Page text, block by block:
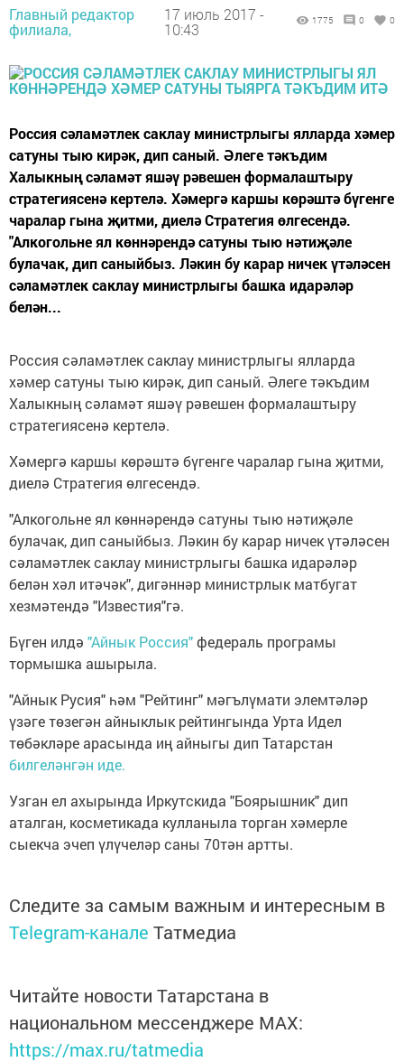
Главный редактор
филиала,
17 июль 2017 -
10:43
1775 0 0
Россия сәламәтлек саклау министрлыгы ялларда хәмер
сатуны тыю кирәк, дип саный. Әлеге тәкъдим
Халыкның сәламәт яшәү рәвешен формалаштыру
стратегиясенә кертелә. Хәмергә каршы көрәштә бүгенге
чаралар гына җитми, диелә Стратегия өлгесендә.
"Алкогольне ял көннәрендә сатуны тыю нәтиҗәле
булачак, дип саныйбыз. Ләкин бу карар ничек үтәләсен
сәламәтлек саклау министрлыгы башка идарәләр
белән...
Россия сәламәтлек саклау министрлыгы ялларда
хәмер сатуны тыю кирәк, дип саный. Әлеге тәкъдим
Халыкның сәламәт яшәү рәвешен формалаштыру
стратегиясенә кертелә.
Хәмергә каршы көрәштә бүгенге чаралар гына җитми,
диелә Стратегия өлгесендә.
"Алкогольне ял көннәрендә сатуны тыю нәтиҗәле
булачак, дип саныйбыз. Ләкин бу карар ничек үтәләсен
сәламәтлек саклау министрлыгы башка идарәләр
белән хәл итәчәк", дигәннәр министрлык матбугат
хезмәтендә "Известия"гә.
Бүген илдә "Айнык Россия"федераль програмы
тормышка ашырыла.
"Айнык Русия" һәм "Рейтинг" мәгълүмати элемтәләр
үзәге төзегән айныклык рейтингында Урта Идел
төбәкләре арасында иң айныгы дип Татарстан
билгеләнгән иде.
Узган ел ахырында Иркутскида "Боярышник" дип
аталган, косметикада кулланыла торган хәмерле
сыекча эчеп үлүчеләр саны 70тән артты.
Следите за самым важным и интересным в
Telegram-канале Татмедиа
Читайте новости Татарстана в
национальном мессенджере MАХ:
https://max.ru/tatmedia